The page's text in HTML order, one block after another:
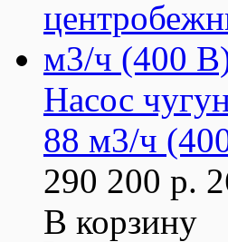
Насос
88 м3/ч
290 200 р.
В корзину